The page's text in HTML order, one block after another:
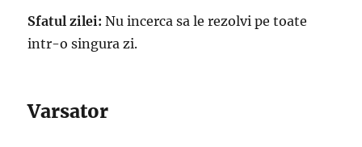
Sfatul zilei: Nu incerca sa le rezolvi pe toate
intr-o singura zi.
Varsator